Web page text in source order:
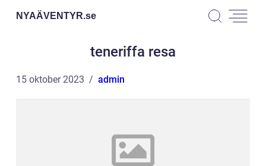
NYAÄVENTYR.se
teneriffa resa
15 oktober 2023 admin